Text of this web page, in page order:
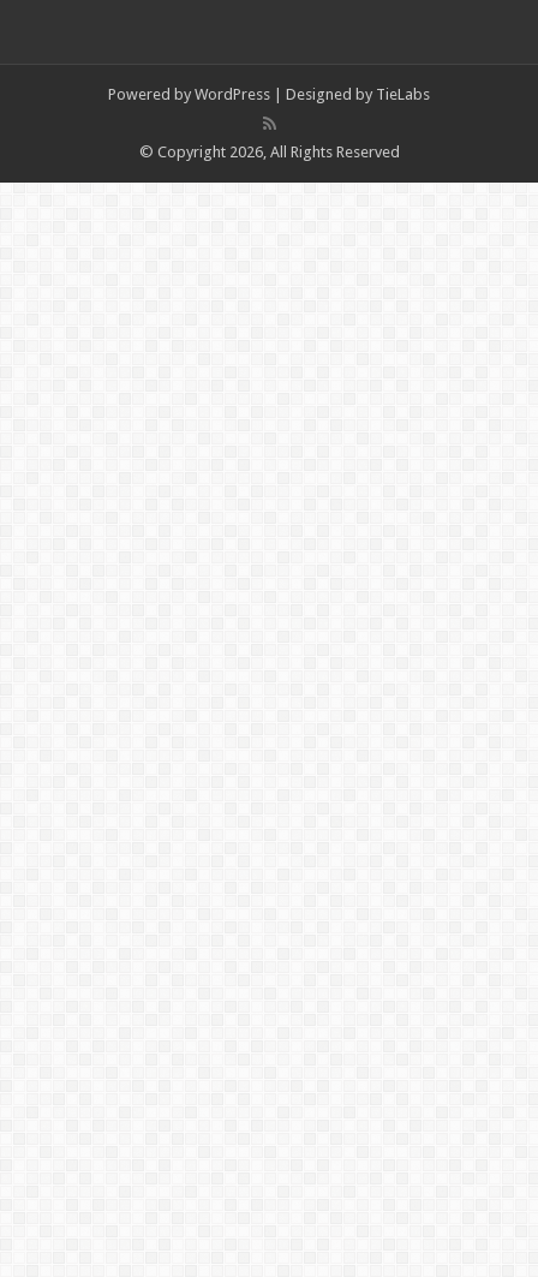
Powered by WordPress | Designed by TieLabs
© Copyright 2026, All Rights Reserved